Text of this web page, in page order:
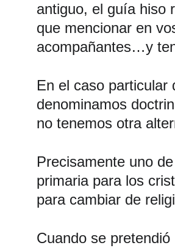
antiguo, el guía hiso
que mencionar en
acompañantes…y
En el caso particular
denominamos
no tenemos otra
Precisamente uno
primaria para los
para cambiar de
Cuando se